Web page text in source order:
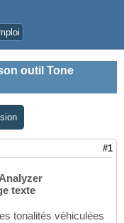
outil Tone
#1
texte
tonalités véhiculées